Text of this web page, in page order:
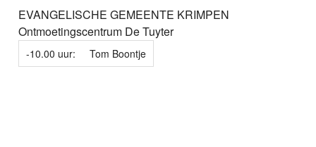
EVANGELISCHE GEMEENTE KRIMPEN
Ontmoetingscentrum De Tuyter
-10.00 uur: Tom Boontje